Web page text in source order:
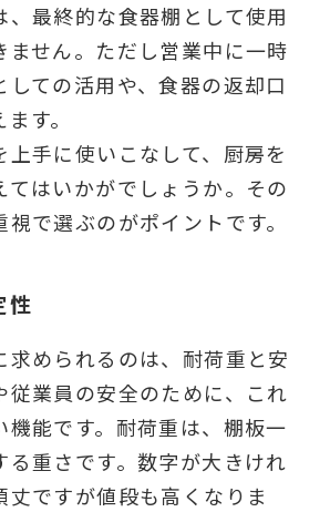
、最終的な食器棚として使用
ません。ただし営業中に一時
しての活用や、食器の返却口
す。
上手に使いこなして、厨房を
てはいかがでしょうか。その
で選ぶのがポイントです。
性
求められるのは、耐荷重と安
従業員の安全のために、これ
機能です。耐荷重は、棚板一
る重さです。数字が大きけれ
丈ですが値段も高くなりま